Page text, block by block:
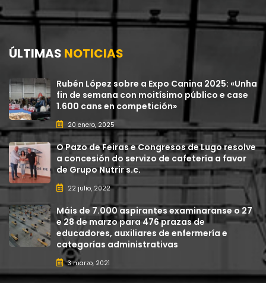
ÚLTIMAS NOTICIAS
Rubén López sobre a Expo Canina 2025: «Unha
fin de semana con moitísimo público e case
1.600 cans en competición»
20 enero, 2025
O Pazo de Feiras e Congresos de Lugo resolve
a concesión do servizo de cafetería a favor
de Grupo Nutrir s.c.
22 julio, 2022
Máis de 7.000 aspirantes examinaranse o 27
e 28 de marzo para 476 prazas de
educadores, auxiliares de enfermería e
categorías administrativas
3 marzo, 2021